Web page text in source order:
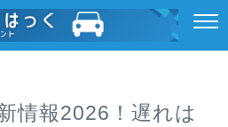
情報2026！遅れは